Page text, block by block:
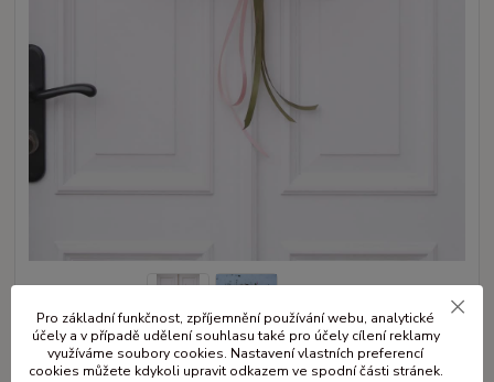
Pro základní funkčnost, zpříjemnění používání webu, analytické
účely a v případě udělení souhlasu také pro účely cílení reklamy
využíváme soubory cookies. Nastavení vlastních preferencí
cookies můžete kdykoli upravit odkazem ve spodní části stránek.